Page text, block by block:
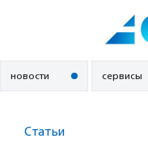
новости сервисы
Статьи